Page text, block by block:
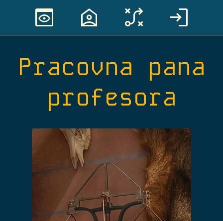
preview location_home tactic login
Pracovna pana
profesora